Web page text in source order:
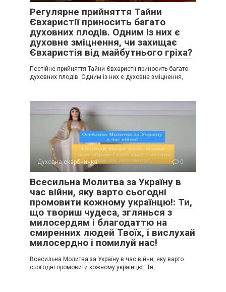
Регулярне прийняття Тайни
Євхаристії приносить багато
духовних плодів. Одним із них є
духовне зміцнення, чи захищає
Євхаристія від майбутнього гріха?
Постійне прийняття Тайни Євхаристії приносить багато
духовних плодів. Одним із них є духовне зміцнення,
Духовна скарбничка 0
Всесильна Молитва за Україну в
час війни, яку варто сьогодні
промовити кожному українцю!: Ти,
що твориш чудеса, зглянься з
милосердям і благодаттю на
смиренних людей Твоїх, і вислухай
милосердно і помилуй нас!
Всесильна Молитва за Україну в час війни, яку варто
сьогодні промовити кожному українцю!: Ти,